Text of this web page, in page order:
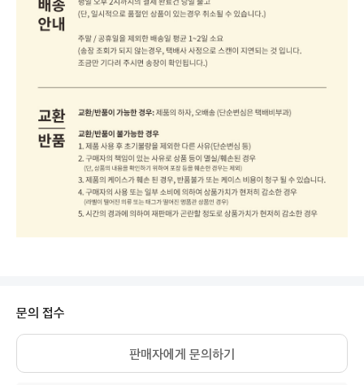
문의 접수
판매자에게 문의하기